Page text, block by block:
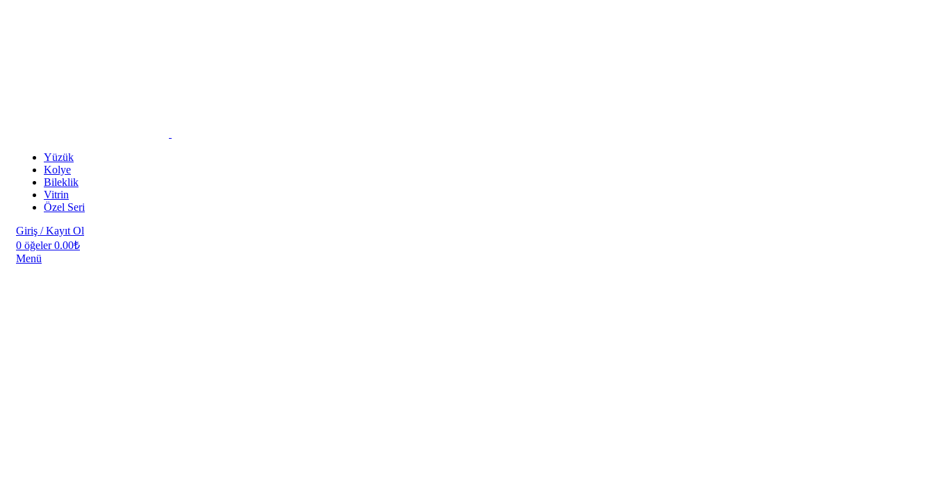
Yüzük
Kolye
Bileklik
Vitrin
Özel Seri
Giriş / Kayıt Ol
0 öğeler 0.00₺
Menü